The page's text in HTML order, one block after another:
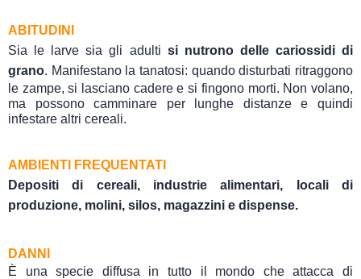
ABITUDINI
Sia le larve sia gli adulti si nutrono delle cariossidi di
grano. Manifestano la tanatosi: quando disturbati ritraggono
le zampe, si lasciano cadere e si fingono morti. Non volano,
ma possono camminare per lunghe distanze e quindi
infestare altri cereali.
AMBIENTI FREQUENTATI
Depositi di cereali, industrie alimentari, locali di
produzione, molini, silos, magazzini e dispense.
DANNI
È una specie diffusa in tutto il mondo che attacca di